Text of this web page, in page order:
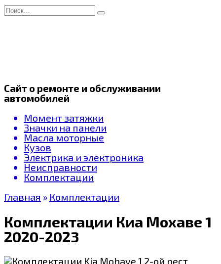
Перейти
к
Search
for:
Сайт о ремонте и обслуживании
автомобилей
Момент затяжки
Значки на панели
Масла моторные
Кузов
Электрика и электроника
Неисправности
Комплектации
Главная » Комплектации
Комплектации Киа Мохаве 1
2020-2023